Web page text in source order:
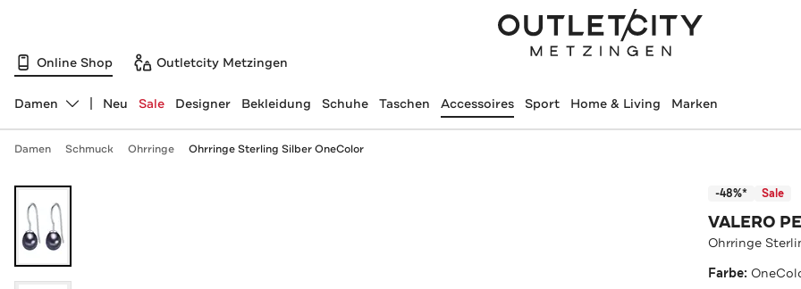
Online Shop Outletcity Metzingen
Abteilung ändern, ausgewählt:
Damen Neu Sale Designer Bekleidung Schuhe Taschen Accessoires Sport Home & Living Marken
Damen Schmuck Ohrringe Ohrringe Sterling Silber OneColor
-48%* Sale
VALERO
Ohrringe
Farbe: